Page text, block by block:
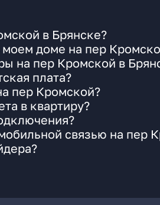
в Брянске?
доме на пер
на пер Кромской в
плата?
пер Кромской?
в квартиру?
связью на пер